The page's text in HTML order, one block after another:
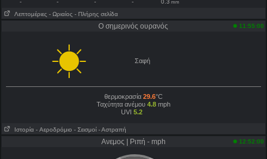
-
- - - 0.3 mm
Λεπτομέριες - Ωριαίος - Πλήρης σελίδα
Ο σημερινός ουρανός 11:55:00
Σαφή
θερμοκρασία 29.6°C
Ταχύτητα ανέμου 4.8mph
UVI 5.2
Ιστορία - Aεροδρόμιο - Σεισμοί - Αστραπή
Ανεμος | Ριπή - mph 12:52:00